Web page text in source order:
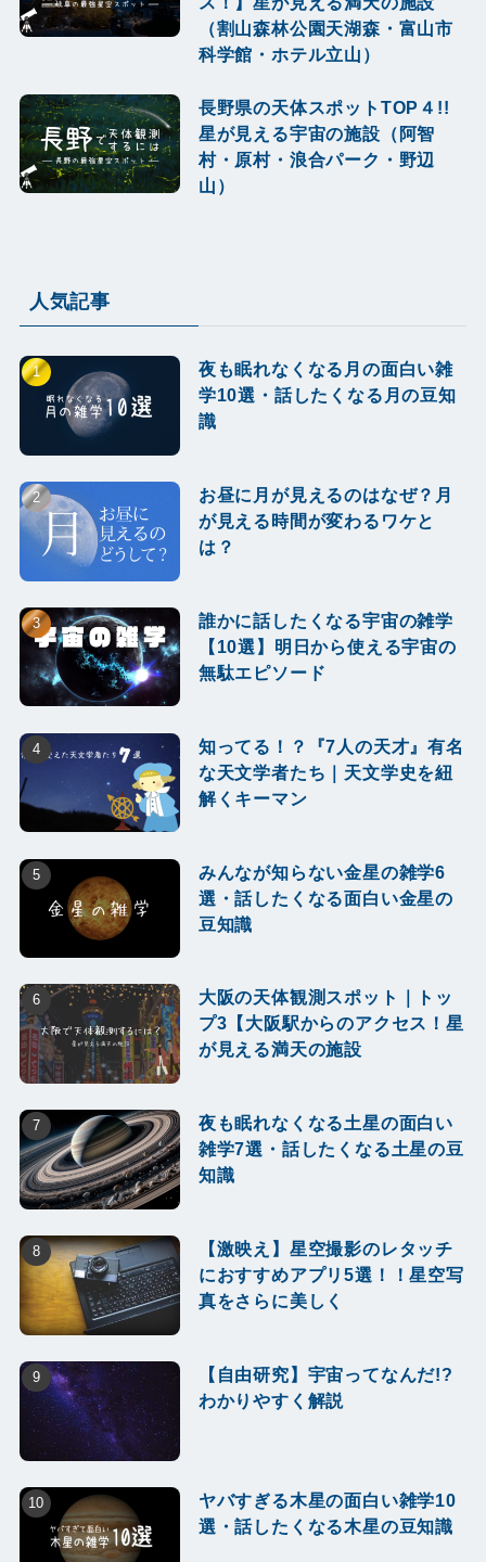
（割山森林公園天湖森・富山市
科学館・ホテル立山）
長野県の天体スポットTOP４!!
星が見える宇宙の施設（阿智
村・原村・浪合パーク・野辺
山）
人気記事
夜も眠れなくなる月の面白い雑
学10選・話したくなる月の豆知
識
お昼に月が見えるのはなぜ？月
が見える時間が変わるワケと
は？
誰かに話したくなる宇宙の雑学
【10選】明日から使える宇宙の
無駄エピソード
知ってる！？『7人の天才』有名
な天文学者たち｜天文学史を紐
解くキーマン
みんなが知らない金星の雑学6
選・話したくなる面白い金星の
豆知識
大阪の天体観測スポット｜トッ
プ3【大阪駅からのアクセス！星
が見える満天の施設
夜も眠れなくなる土星の面白い
雑学7選・話したくなる土星の豆
知識
【激映え】星空撮影のレタッチ
におすすめアプリ5選！！星空写
真をさらに美しく
【自由研究】宇宙ってなんだ!?
わかりやすく解説
ヤバすぎる木星の面白い雑学10
選・話したくなる木星の豆知識